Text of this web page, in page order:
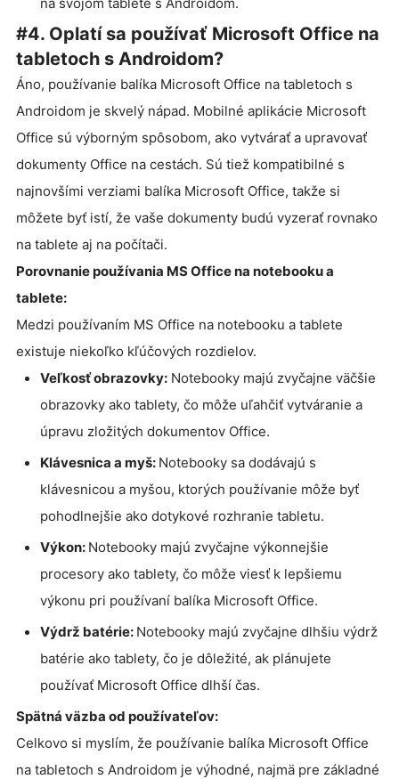
#4. Oplatí sa používať Microsoft Office na
tabletoch s Androidom?
Áno, používanie balíka Microsoft Office na tabletoch s
Androidom je skvelý nápad. Mobilné aplikácie Microsoft
Office sú výborným spôsobom, ako vytvárať a upravovať
dokumenty Office na cestách. Sú tiež kompatibilné s
najnovšími verziami balíka Microsoft Office, takže si
môžete byť istí, že vaše dokumenty budú vyzerať rovnako
na tablete aj na počítači.
Porovnanie používania MS Office na notebooku a
tablete:
Medzi používaním MS Office na notebooku a tablete
existuje niekoľko kľúčových rozdielov.
Veľkosť obrazovky: Notebooky majú zvyčajne väčšie
obrazovky ako tablety, čo môže uľahčiť vytváranie a
úpravu zložitých dokumentov Office.
Klávesnica a myš: Notebooky sa dodávajú s
klávesnicou a myšou, ktorých používanie môže byť
pohodlnejšie ako dotykové rozhranie tabletu.
Výkon: Notebooky majú zvyčajne výkonnejšie
procesory ako tablety, čo môže viesť k lepšiemu
výkonu pri používaní balíka Microsoft Office.
Výdrž batérie: Notebooky majú zvyčajne dlhšiu výdrž
batérie ako tablety, čo je dôležité, ak plánujete
používať Microsoft Office dlhší čas.
Spätná väzba od používateľov:
Celkovo si myslím, že používanie balíka Microsoft Office
na tabletoch s Androidom je výhodné, najmä pre základné